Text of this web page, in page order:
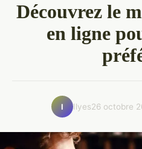
Découvrez le
en ligne
I Ilyes26 octobre